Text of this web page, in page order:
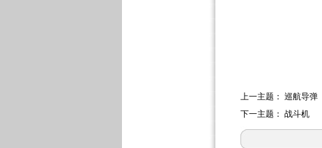
上一主题： 巡航导弹
下一主题： 战斗机